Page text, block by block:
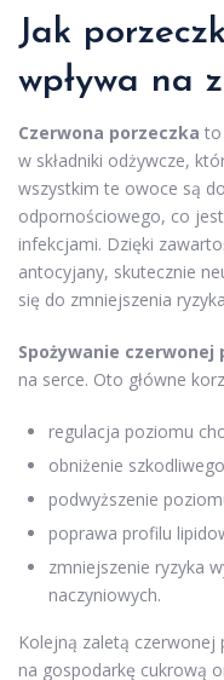
Jak
wpływa na
Czerwona porzeczka to
w składniki odżywcze,
wszystkim te owoce są
odpornościowego, co
infekcjami. Dzięki
antocyjany, skutecznie
się do zmniejszenia
Spożywanie czerwonej
na serce. Oto główne
regulacja poziomu
obniżenie
podwyższenie
poprawa profilu
zmniejszenie ryzyka
naczyniowych.
Kolejną zaletą czerwonej
na gospodarkę cukrową